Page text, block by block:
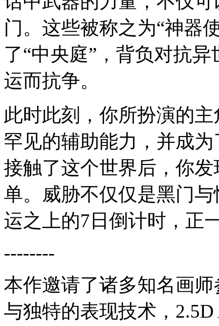
门。这些被称之为“神器
了“中央庭”，背负对抗
运而抗争。
此时此刻，你所扮演的
罕见的辅助能力，并成
接触了这个世界后，你
单。威胁不仅仅是黑门
运之上的7日倒计时，正
--------
本作邀请了诸多知名画
与独特的表现技术，